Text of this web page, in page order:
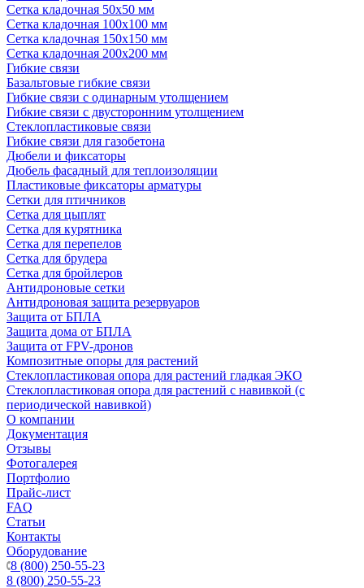
Сетка кладочная 50x50 мм
Сетка кладочная 100x100 мм
Сетка кладочная 150x150 мм
Сетка кладочная 200x200 мм
Гибкие связи
Базальтовые гибкие связи
Гибкие связи с одинарным утолщением
Гибкие связи с двусторонним утолщением
Стеклопластиковые связи
Гибкие связи для газобетона
Дюбели и фиксаторы
Дюбель фасадный для теплоизоляции
Пластиковые фиксаторы арматуры
Сетки для птичников
Сетка для цыплят
Сетка для курятника
Сетка для перепелов
Сетка для брудера
Сетка для бройлеров
Антидроновые сетки
Антидроновая защита резервуаров
Защита от БПЛА
Защита дома от БПЛА
Защита от FPV-дронов
Композитные опоры для растений
Стеклопластиковая опора для растений гладкая ЭКО
Стеклопластиковая опора для растений с навивкой (с
периодической навивкой)
О компании
Документация
Отзывы
Фотогалерея
Портфолио
Прайс-лист
FAQ
Статьи
Контакты
Оборудование
8 (800) 250-55-23
8 (800) 250-55-23